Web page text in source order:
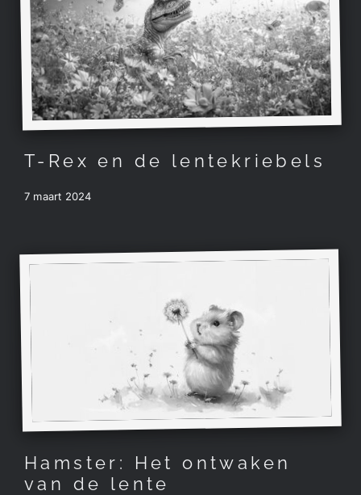
T-Rex en de lentekriebels
7 maart 2024
Hamster: Het ontwaken
van de lente